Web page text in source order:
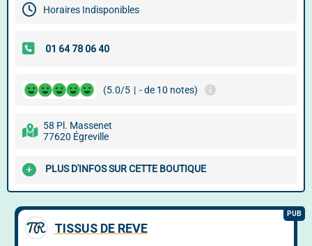
Horaires Indisponibles
(5.0/5 | - de 10 notes)
58 Pl. Massenet
77620 Égreville
PLUS D'INFOS SUR CETTE BOUTIQUE